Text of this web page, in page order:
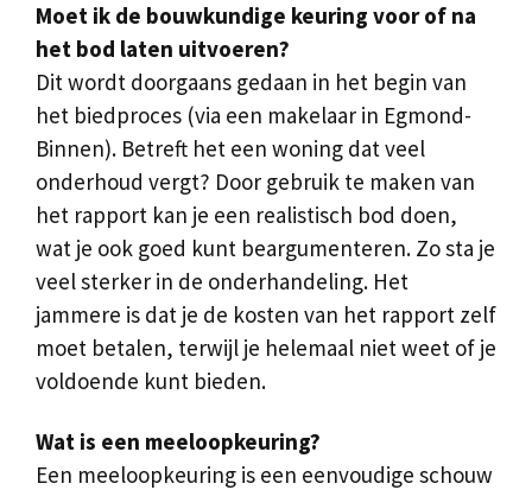
Moet ik de bouwkundige keuring voor of na
het bod laten uitvoeren?
Dit wordt doorgaans gedaan in het begin van
het biedproces (via een makelaar in Egmond-
Binnen). Betreft het een woning dat veel
onderhoud vergt? Door gebruik te maken van
het rapport kan je een realistisch bod doen,
wat je ook goed kunt beargumenteren. Zo sta je
veel sterker in de onderhandeling. Het
jammere is dat je de kosten van het rapport zelf
moet betalen, terwijl je helemaal niet weet of je
voldoende kunt bieden.
Wat is een meeloopkeuring?
Een meeloopkeuring is een eenvoudige schouw